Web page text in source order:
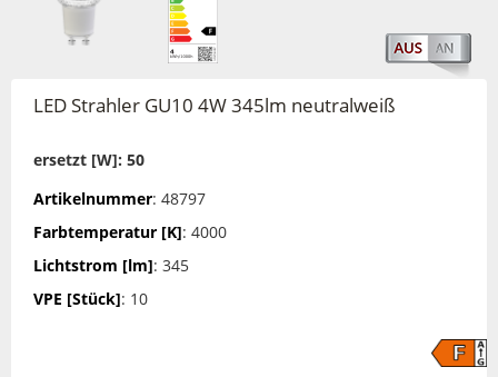
LED Strahler GU10 4W 345lm neutralweiß
ersetzt [W]: 50
Artikelnummer: 48797
Farbtemperatur [K]: 4000
Lichtstrom [lm]: 345
VPE [Stück]: 10